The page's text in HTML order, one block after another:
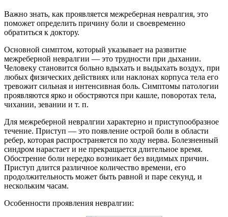
Важно знать, как проявляется межреберная невралгия, это
поможет определить причину боли и своевременно
обратиться к доктору.
Основной симптом, который указывает на развитие
межреберной невралгии — это трудности при дыхании.
Человеку становится больно вдыхать и выдыхать воздух, при
любых физических действиях или наклонах корпуса тела его
тревожит сильная и интенсивная боль. Симптомы патологии
проявляются ярко и обостряются при кашле, поворотах тела,
чихании, зевании и т. п.
Для межреберной невралгии характерно и приступообразное
течение. Приступ — это появление острой боли в области
ребер, которая распространяется по ходу нерва. Болезненный
синдром нарастает и не прекращается длительное время.
Обострение боли нередко возникает без видимых причин.
Приступ длится различное количество времени, его
продолжительность может быть равной и паре секунд, и
нескольким часам.
Особенности проявления невралгии: